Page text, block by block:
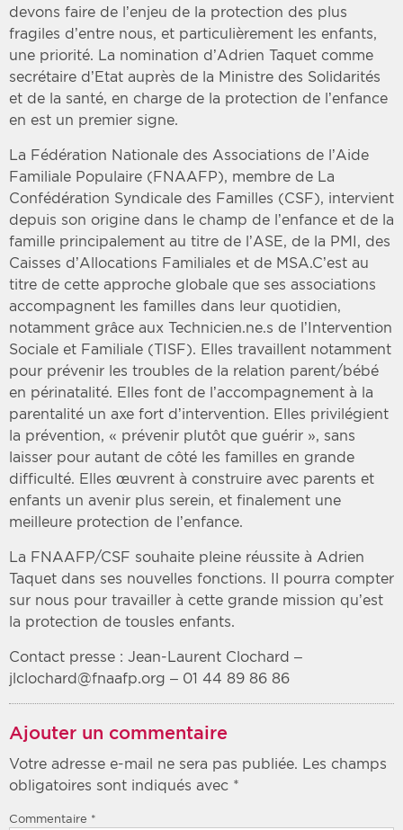
devons faire de l’enjeu de la protection des plus
fragiles d’entre nous, et particulièrement les enfants,
une priorité. La nomination d’Adrien Taquet comme
secrétaire d’Etat auprès de la Ministre des Solidarités
et de la santé, en charge de la protection de l’enfance
en est un premier signe.
La Fédération Nationale des Associations de l’Aide
Familiale Populaire (FNAAFP), membre de La
Confédération Syndicale des Familles (CSF), intervient
depuis son origine dans le champ de l’enfance et de la
famille principalement au titre de l’ASE, de la PMI, des
Caisses d’Allocations Familiales et de MSA.C’est au
titre de cette approche globale que ses associations
accompagnent les familles dans leur quotidien,
notamment grâce aux Technicien.ne.s de l’Intervention
Sociale et Familiale (TISF). Elles travaillent notamment
pour prévenir les troubles de la relation parent/bébé
en périnatalité. Elles font de l’accompagnement à la
parentalité un axe fort d’intervention. Elles privilégient
la prévention, « prévenir plutôt que guérir », sans
laisser pour autant de côté les familles en grande
difficulté. Elles œuvrent à construire avec parents et
enfants un avenir plus serein, et finalement une
meilleure protection de l’enfance.
La FNAAFP/CSF souhaite pleine réussite à Adrien
Taquet dans ses nouvelles fonctions. Il pourra compter
sur nous pour travailler à cette grande mission qu’est
la protection de tousles enfants.
Contact presse : Jean-Laurent Clochard –
jlclochard@fnaafp.org – 01 44 89 86 86
Ajouter un commentaire
Votre adresse e-mail ne sera pas publiée. Les champs
obligatoires sont indiqués avec *
Commentaire *